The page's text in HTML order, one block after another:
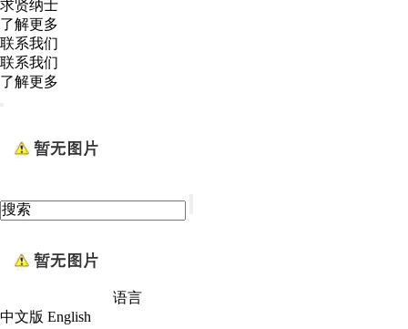
求贤纳士
了解更多
联系我们
联系我们
了解更多
语言
中文版 English